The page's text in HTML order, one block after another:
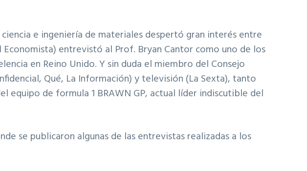
e ingeniería de materiales despertó gran interés entre
Economista) entrevistó al Prof. Bryan Cantor como uno de los
en Reino Unido. Y sin duda el miembro del Consejo
, Qué, La Información) y televisión (La Sexta), tanto
equipo de formula 1 BRAWN GP, actual líder indiscutible del
se publicaron algunas de las entrevistas realizadas a los